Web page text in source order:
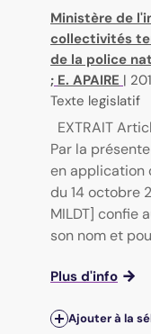
Ministère de
collectivités
de la police
; E. APAIRE |
Texte legislatif
EXTRAIT
Par la
en application
du 14 octobre
MILDT] confie
son nom et
Plus d'info
Ajouter à la